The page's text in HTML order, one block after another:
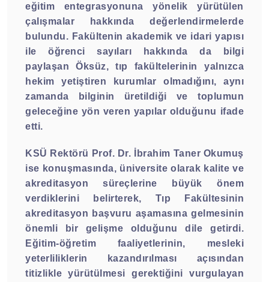
eğitim entegrasyonuna yönelik yürütülen
çalışmalar hakkında değerlendirmelerde
bulundu. Fakültenin akademik ve idari yapısı
ile öğrenci sayıları hakkında da bilgi
paylaşan Öksüz, tıp fakültelerinin yalnızca
hekim yetiştiren kurumlar olmadığını, aynı
zamanda bilginin üretildiği ve toplumun
geleceğine yön veren yapılar olduğunu ifade
etti.
KSÜ Rektörü Prof. Dr. İbrahim Taner Okumuş
ise konuşmasında, üniversite olarak kalite ve
akreditasyon süreçlerine büyük önem
verdiklerini belirterek, Tıp Fakültesinin
akreditasyon başvuru aşamasına gelmesinin
önemli bir gelişme olduğunu dile getirdi.
Eğitim-öğretim faaliyetlerinin, mesleki
yeterliliklerin kazandırılması açısından
titizlikle yürütülmesi gerektiğini vurgulayan